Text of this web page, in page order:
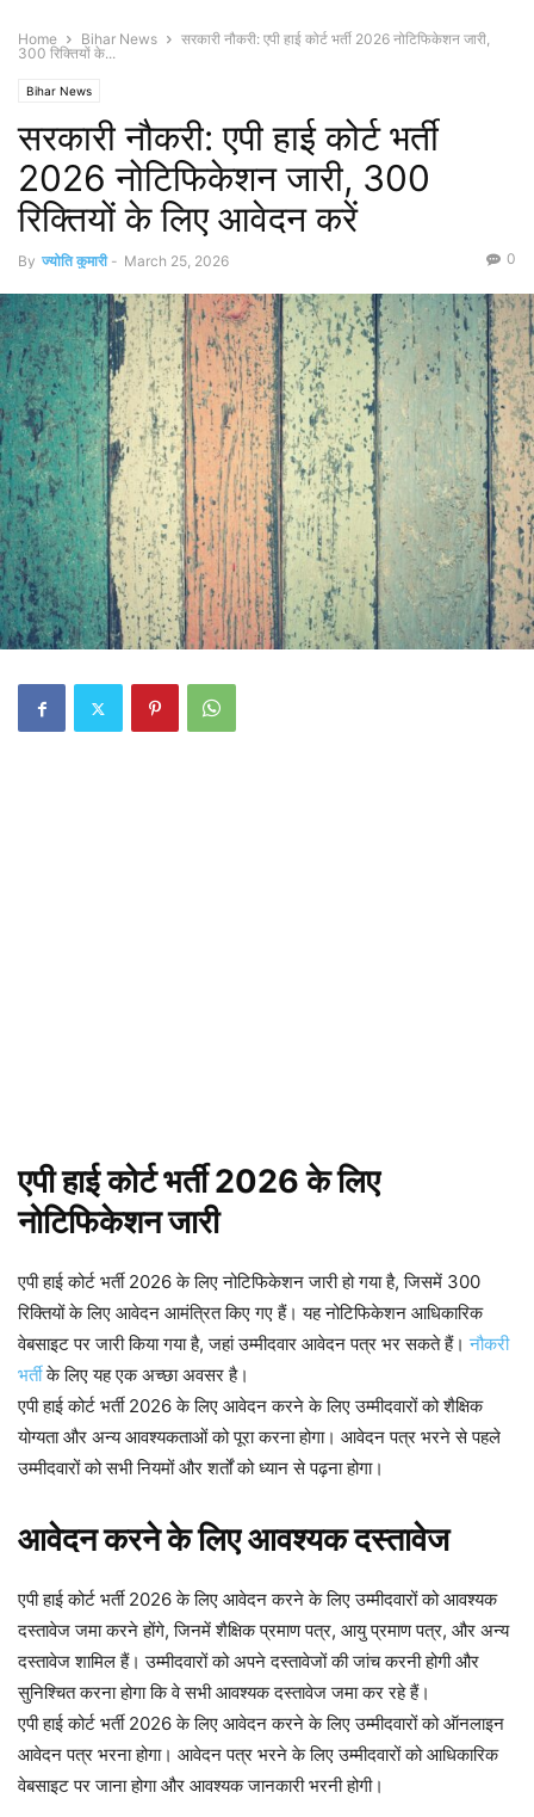
Home Bihar News
सरकारी नौकरी: एपी हाई कोर्ट भर्ती 2026 नोटिफिकेशन जारी,
300 रिक्तियों के...
Bihar News
सरकारी नौकरी: एपी हाई कोर्ट भर्ती
2026 नोटिफिकेशन जारी, 300
रिक्तियों के लिए आवेदन करें
By ज्योति कुमारी - March 25, 2026 0
एपी हाई कोर्ट भर्ती 2026 के लिए
नोटिफिकेशन जारी
एपी हाई कोर्ट भर्ती 2026 के लिए नोटिफिकेशन जारी हो गया है, जिसमें 300
रिक्तियों के लिए आवेदन आमंत्रित किए गए हैं। यह नोटिफिकेशन आधिकारिक
वेबसाइट पर जारी किया गया है, जहां उम्मीदवार आवेदन पत्र भर सकते हैं।नौकरी
भर्तीके लिए यह एक अच्छा अवसर है।
एपी हाई कोर्ट भर्ती 2026 के लिए आवेदन करने के लिए उम्मीदवारों को शैक्षिक
योग्यता और अन्य आवश्यकताओं को पूरा करना होगा। आवेदन पत्र भरने से पहले
उम्मीदवारों को सभी नियमों और शर्तों को ध्यान से पढ़ना होगा।
आवेदन करने के लिए आवश्यक दस्तावेज
एपी हाई कोर्ट भर्ती 2026 के लिए आवेदन करने के लिए उम्मीदवारों को आवश्यक
दस्तावेज जमा करने होंगे, जिनमें शैक्षिक प्रमाण पत्र, आयु प्रमाण पत्र, और अन्य
दस्तावेज शामिल हैं। उम्मीदवारों को अपने दस्तावेजों की जांच करनी होगी और
सुनिश्चित करना होगा कि वे सभी आवश्यक दस्तावेज जमा कर रहे हैं।
एपी हाई कोर्ट भर्ती 2026 के लिए आवेदन करने के लिए उम्मीदवारों को ऑनलाइन
आवेदन पत्र भरना होगा। आवेदन पत्र भरने के लिए उम्मीदवारों को आधिकारिक
वेबसाइट पर जाना होगा और आवश्यक जानकारी भरनी होगी।